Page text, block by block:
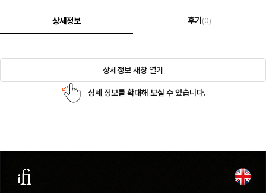
상세정보 후기 (0)
상세정보 새창 열기
상세 정보를 확대해 보실 수 있습니다.